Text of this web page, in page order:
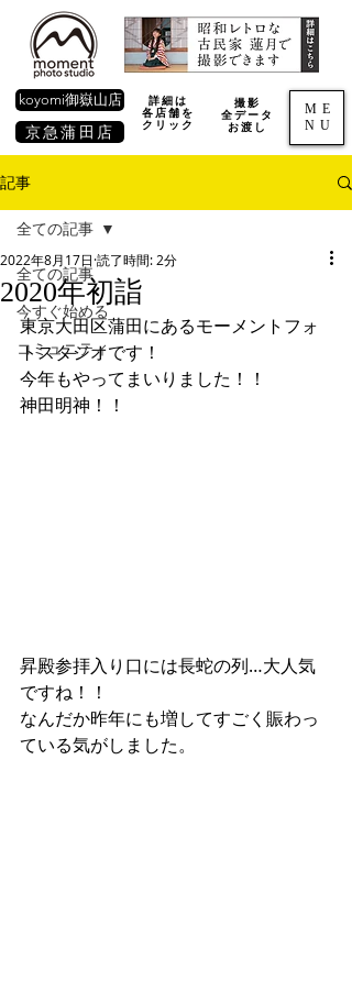
京急蒲田店
koyomi御嶽山店
撮影
全データ
お渡し
ME
NU
詳細は
各店舗を
​クリック
記事
全ての記事
今すぐ始める
コミュニティ
全ての記事
2020年初詣
2022年8月17日 読了時間: 2分
東京大田区蒲田にあるモーメントフォ
トスタジオです！
今年もやってまいりました！！
神田明神！！
昇殿参拝入り口には長蛇の列…大人気
ですね！！
なんだか昨年にも増してすごく賑わっ
ている気がしました。